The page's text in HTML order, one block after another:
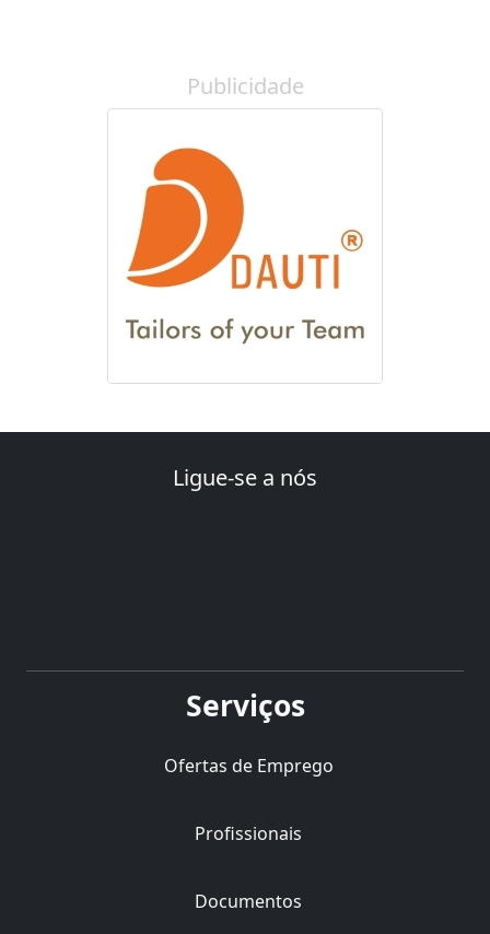
Publicidade
Ligue-se a nós
Serviços
Ofertas de Emprego
Profissionais
Documentos